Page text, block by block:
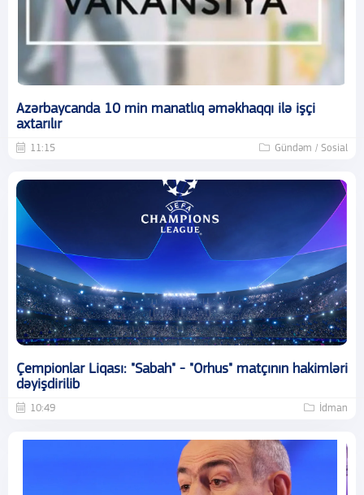
Azərbaycanda 10 min manatlıq əməkhaqqı ilə işçi
axtarılır
11:15 Gündəm / Sosial
Çempionlar Liqası: "Sabah" - "Orhus" matçının hakimləri
dəyişdirilib
10:49 İdman